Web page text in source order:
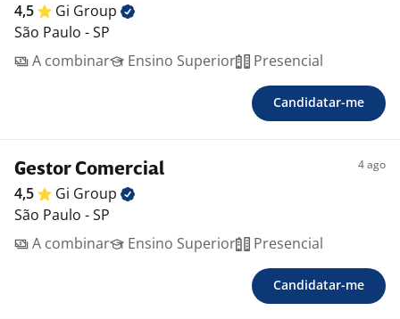
4,5 Gi Group
São Paulo - SP
A combinar
Ensino Superior Presencial
Candidatar-me
Gestor Comercial 4 ago
4,5 Gi Group
São Paulo - SP
A combinar
Ensino Superior Presencial
Candidatar-me